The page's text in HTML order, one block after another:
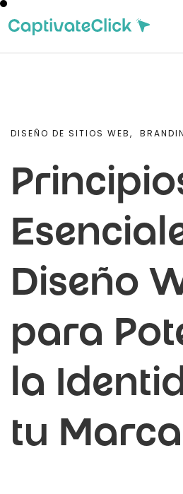
DISEÑO DE SITIOS WEB,
Diseño
para
la
tu Marca